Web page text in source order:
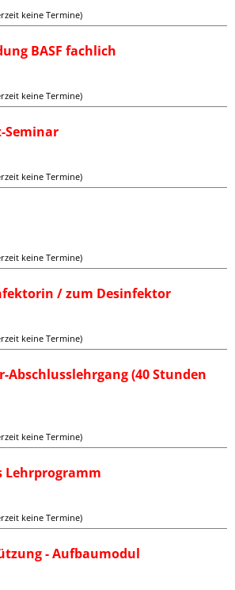
keine Termine)
BASF fachlich
keine Termine)
Seminar
keine Termine)
keine Termine)
/ zum Desinfektor
keine Termine)
(40 Stunden
keine Termine)
Lehrprogramm
keine Termine)
- Aufbaumodul